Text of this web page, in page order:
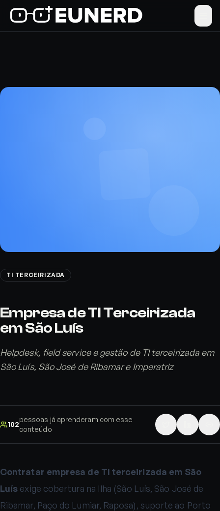
TI TERCEIRIZADA
Empresa de TI Terceirizada
em São Luís
Helpdesk, field service e gestão de TI terceirizada em
São Luís, São José de Ribamar e Imperatriz
102
pessoas já aprenderam com esse
conteúdo
Contratar empresa de TI terceirizada em São
Luís exige cobertura na Ilha (São Luís, São José de
Ribamar, Paço do Lumiar, Raposa), suporte ao Porto